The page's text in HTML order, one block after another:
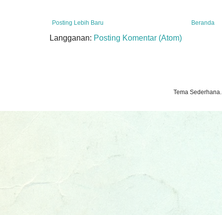
Posting Lebih Baru Beranda
Langganan: Posting Komentar (Atom)
Tema